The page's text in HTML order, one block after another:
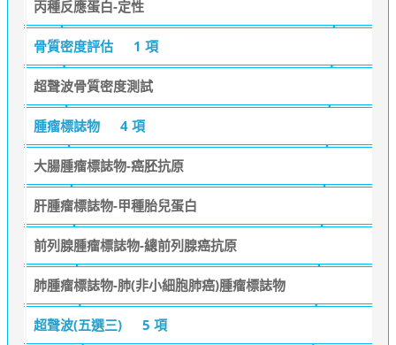
丙種反應蛋白-定性
骨質密度評估 1 項
超聲波骨質密度測試
腫瘤標誌物 4 項
大腸腫瘤標誌物-癌胚抗原
肝腫瘤標誌物-甲種胎兒蛋白
前列腺腫瘤標誌物-總前列腺癌抗原
肺腫瘤標誌物-肺(非小細胞肺癌)腫瘤標誌物
超聲波(五選三) 5 項